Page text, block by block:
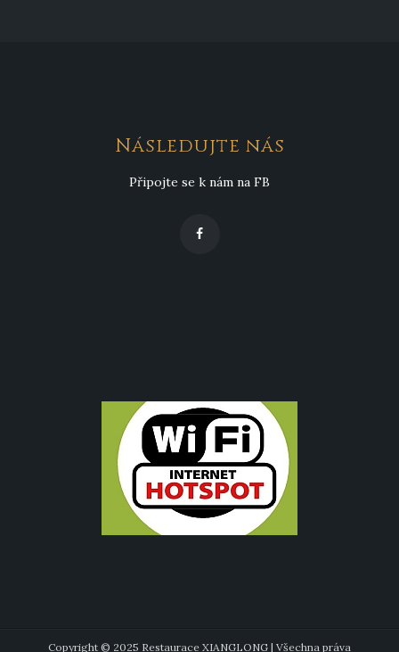
Následujte nás
Připojte se k nám na FB
Copyright © 2025 Restaurace XIANGLONG | Všechna práva